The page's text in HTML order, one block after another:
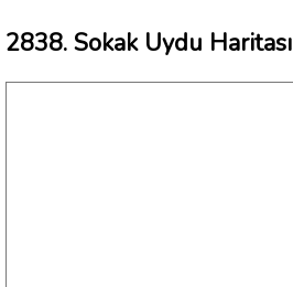
2838. Sokak Uydu Haritası